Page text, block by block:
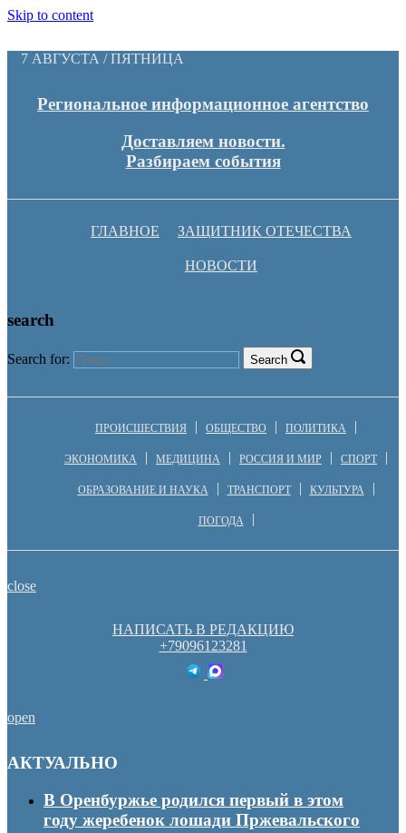
Skip to content
7 АВГУСТА / ПЯТНИЦА
Региональное информационное агентство
Доставляем новости.
Разбираем события
ГЛАВНОЕ ЗАЩИТНИК ОТЕЧЕСТВА
НОВОСТИ
search
Search for: Search
ПРОИСШЕСТВИЯ ОБЩЕСТВО ПОЛИТИКА
ЭКОНОМИКА МЕДИЦИНА РОССИЯ И МИР СПОРТ
ОБРАЗОВАНИЕ И НАУКА ТРАНСПОРТ КУЛЬТУРА
ПОГОДА
close
НАПИСАТЬ В РЕДАКЦИЮ
+79096123281
open
АКТУАЛЬНО
В Оренбуржье родился первый в этом
году жеребенок лошади Пржевальского